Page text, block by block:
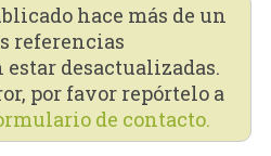
hace más de un
referencias
desactualizadas.
por favor repórtelo a
de contacto.